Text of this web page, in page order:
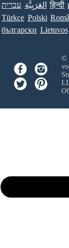
עברית العَرَبِيَّة हिन्दी
Türkçe Polski
български Lietuvos
©